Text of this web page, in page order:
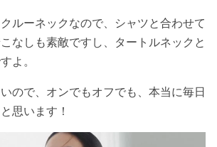
ルーネックなので、シャツと合わせて
なしも素敵ですし、タートルネックと
よ。
ので、オンでもオフでも、本当に毎日
思います！